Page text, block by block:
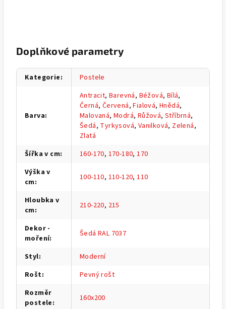
Doplňkové parametry
Kategorie: Postele
Barva:
Antracit,Barevná, Béžová, Bílá,
Černá, Červená,Fialová,Hnědá,
Malovaná,Modrá, Růžová,Stříbrná,
Šedá, Tyrkysová, Vanilková, Zelená,
Zlatá
Šířka v cm: 160-170, 170-180,170
Výška v
cm: 100-110, 110-120,110
Hloubka v
cm: 210-220, 215
Dekor -
moření: Šedá RAL 7037
Styl:
Moderní
Rošt:
Pevný rošt
Rozměr
postele: 160x200